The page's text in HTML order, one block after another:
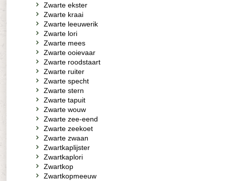
Zwarte ekster
Zwarte kraai
Zwarte leeuwerik
Zwarte lori
Zwarte mees
Zwarte ooievaar
Zwarte roodstaart
Zwarte ruiter
Zwarte specht
Zwarte stern
Zwarte tapuit
Zwarte wouw
Zwarte zee-eend
Zwarte zeekoet
Zwarte zwaan
Zwartkaplijster
Zwartkaplori
Zwartkop
Zwartkopmeeuw